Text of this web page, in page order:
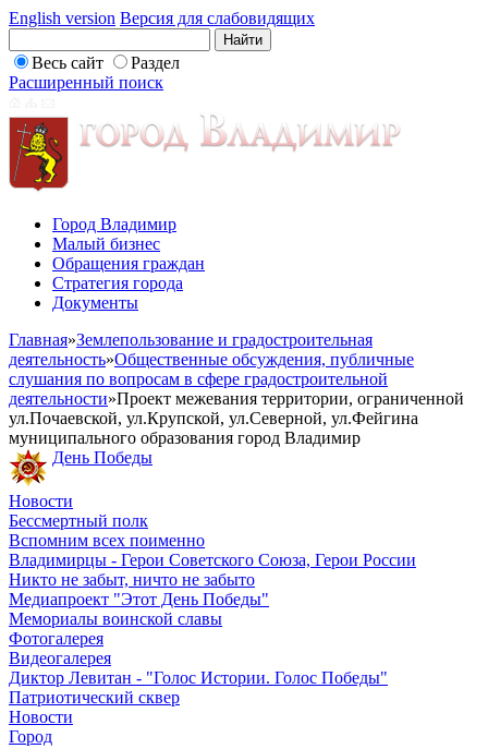
English version Версия для слабовидящих
Весь сайт
Раздел
Расширенный поиск
Город Владимир
Малый бизнес
Обращения граждан
Стратегия города
Документы
Главная»Землепользование и градостроительная
деятельность»Общественные обсуждения, публичные
слушания по вопросам в сфере градостроительной
деятельности»Проект межевания территории, ограниченной
ул.Почаевской, ул.Крупской, ул.Северной, ул.Фейгина
муниципального образования город Владимир
День Победы
Новости
Бессмертный полк
Вспомним всех поименно
Владимирцы - Герои Советского Союза, Герои России
Никто не забыт, ничто не забыто
Медиапроект "Этот День Победы"
Мемориалы воинской славы
Фотогалерея
Видеогалерея
Диктор Левитан - "Голос Истории. Голос Победы"
Патриотический сквер
Новости
Город